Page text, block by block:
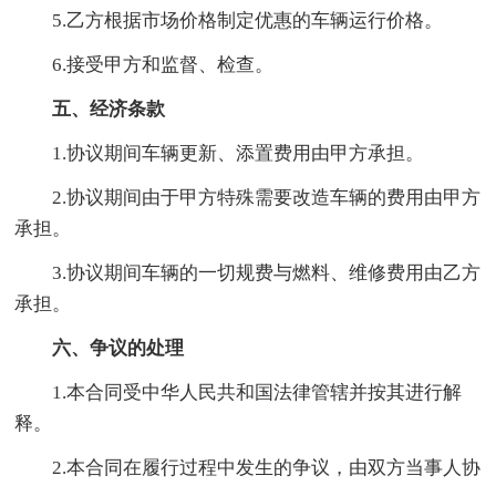
5.乙方根据市场价格制定优惠的车辆运行价格。
6.接受甲方和监督、检查。
五、经济条款
1.协议期间车辆更新、添置费用由甲方承担。
2.协议期间由于甲方特殊需要改造车辆的费用由甲方
承担。
3.协议期间车辆的一切规费与燃料、维修费用由乙方
承担。
六、争议的处理
1.本合同受中华人民共和国法律管辖并按其进行解
释。
2.本合同在履行过程中发生的争议，由双方当事人协